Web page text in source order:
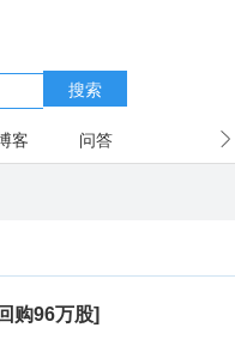
搜索
客 问答
购96万股]